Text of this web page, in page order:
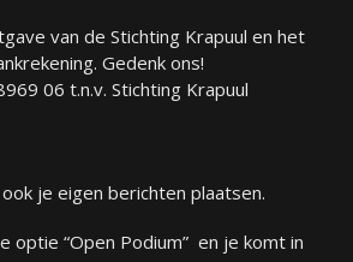
van de Stichting Krapuul en het
Gedenk ons!
06 t.n.v. Stichting Krapuul
je eigen berichten plaatsen.
optie “Open Podium” en je komt in